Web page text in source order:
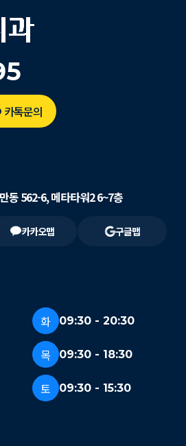
카톡문의
화 09:30 - 20:30
목 09:30 - 18:30
토 09:30 - 15:30
동 562-6, 메타타워2 6~7층
카카오맵 구글맵